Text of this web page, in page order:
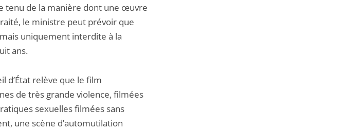
tenu de la manière dont une œuvre
le ministre peut prévoir que
uniquement interdite à la
ans.
d’État relève que le film
de très grande violence, filmées
sexuelles filmées sans
une scène d’automutilation